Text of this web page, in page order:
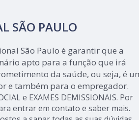
SÃO PAULO
São Paulo é garantir que a
apto para a função que irá
da saúde, ou seja, é
e também para o empregador.
e EXAMES DEMISSIONAIS. Por
entrar em contato e saber mais.